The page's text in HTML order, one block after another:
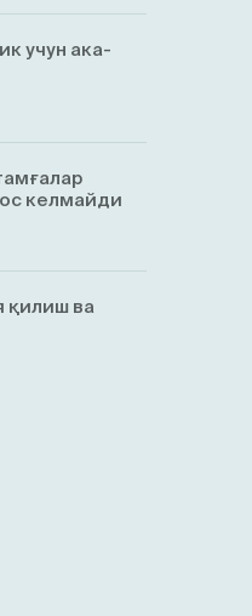
учун ака-
келмайди
қилиш ва